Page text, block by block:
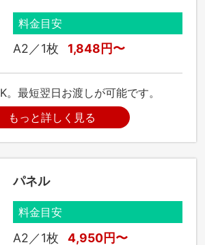
料金目安
A2／1枚 1,848円〜
。最短翌日お渡しが可能です。
もっと詳しく見る
パネル
料金目安
A2／1枚 4,950円〜